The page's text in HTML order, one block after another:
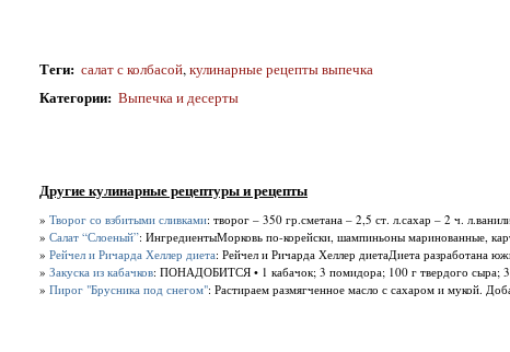
Теги: салат с колбасой,кулинарные рецепты выпечка
Категории: Выпечка и десерты
Другие кулинарные рецептуры и рецепты
» Творог со взбитыми сливками: творог – 350 гр.сметана – 2,5 ст. л.сахар – 2 ч.
» Салат “Слоеный”: ИнгредиентыМорковь по-корейски, шампиньоны маринованные,
» Рейчел и Ричарда Хеллер диета: Рейчел и Ричарда Хеллер диетаДиета разработана
» Закуска из кабачков: ПОНАДОБИТСЯ • 1 кабачок; 3 поми­дора; 100 г твердого сыра;
» Пирог "Брусника под снегом": Растираем размягченное масло с сахаром и мукой.